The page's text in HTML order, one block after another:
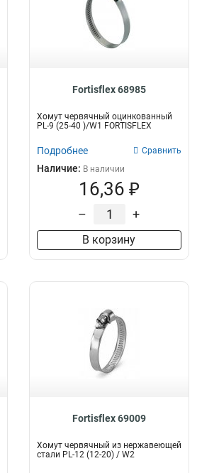
Fortisflex 68985
Хомут червячный оцинкованный
PL-9 (25-40 )/W1 FORTISFLEX
Подробнее Сравнить
Наличие: В наличии
16,36 ₽
– +
В корзину
Fortisflex 69009
Хомут червячный из нержавеющей
стали PL-12 (12-20) / W2